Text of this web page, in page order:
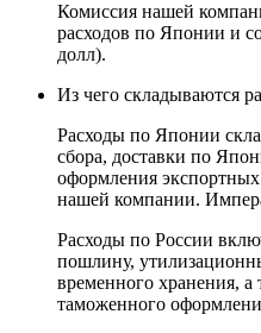
Комиссия нашей
расходов по Японии и
долл).
Из чего складываются
Расходы по Японии
сбора, доставки по
оформления
нашей компании.
Расходы по России
пошлину,
временного хранения, а
таможенного